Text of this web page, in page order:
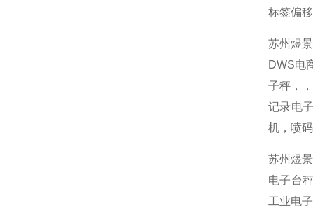
标签偏
苏州煜
DWS电
子秤，
记录电
机，喷
苏州煜
电子台
工业电